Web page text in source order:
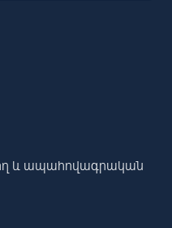
և ապահովագրական